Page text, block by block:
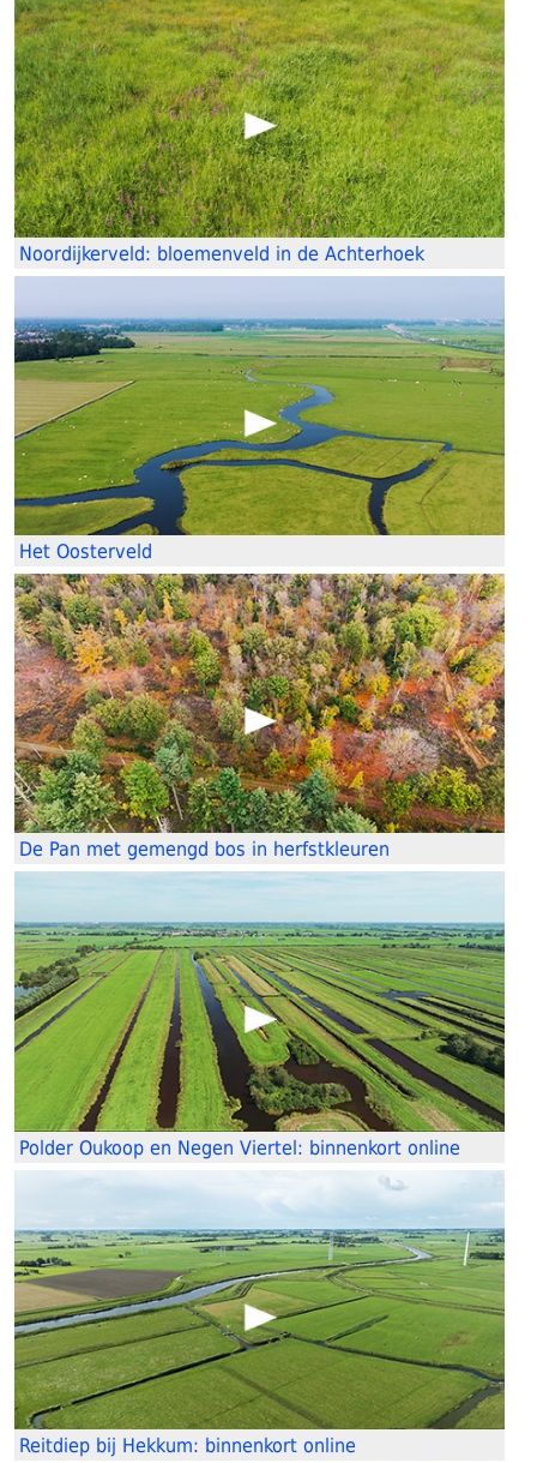
Noordijkerveld: bloemenveld in de Achterhoek
Het Oosterveld
De Pan met gemengd bos in herfstkleuren
Polder Oukoop en Negen Viertel: binnenkort online
Reitdiep bij Hekkum: binnenkort online